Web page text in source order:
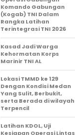
Komando Gabungan
(Kogab) TNI Dalam
Rangka Latihan
Terintegrasi TNI 2026
Kasad Jadi Warga
Kehormatan Korps
Marinir TNI AL
Lokasi TMMD ke 129
Dengan Kondisi Medan
Yang Sulit, Berbukit,
serta Berada di wilayah
Terpencil
Latihan KDOL, Uji
Kesiapan Operasi Lintas